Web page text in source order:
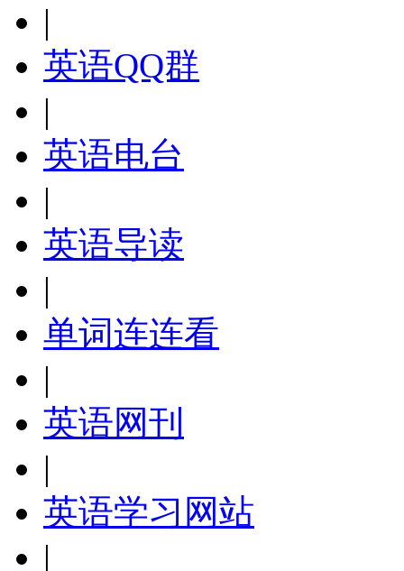
|
英语QQ群
|
英语电台
|
英语导读
|
单词连连看
|
英语网刊
|
英语学习网站
|